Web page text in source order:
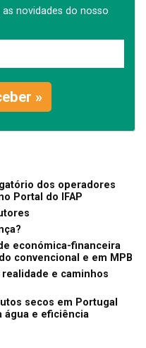
novidades do nosso
»
dos operadores
Portal do IFAP
económica-financeira
convencional e em MPB
e caminhos
secos em Portugal
água e eficiência